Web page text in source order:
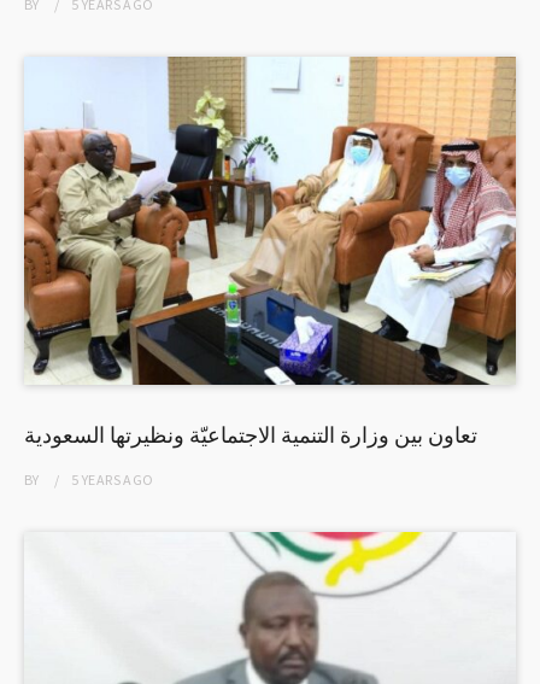
BY 5 YEARSAGO
تعاون بين وزارة التنمية الاجتماعيّة ونظيرتها السعودية
BY 5 YEARSAGO